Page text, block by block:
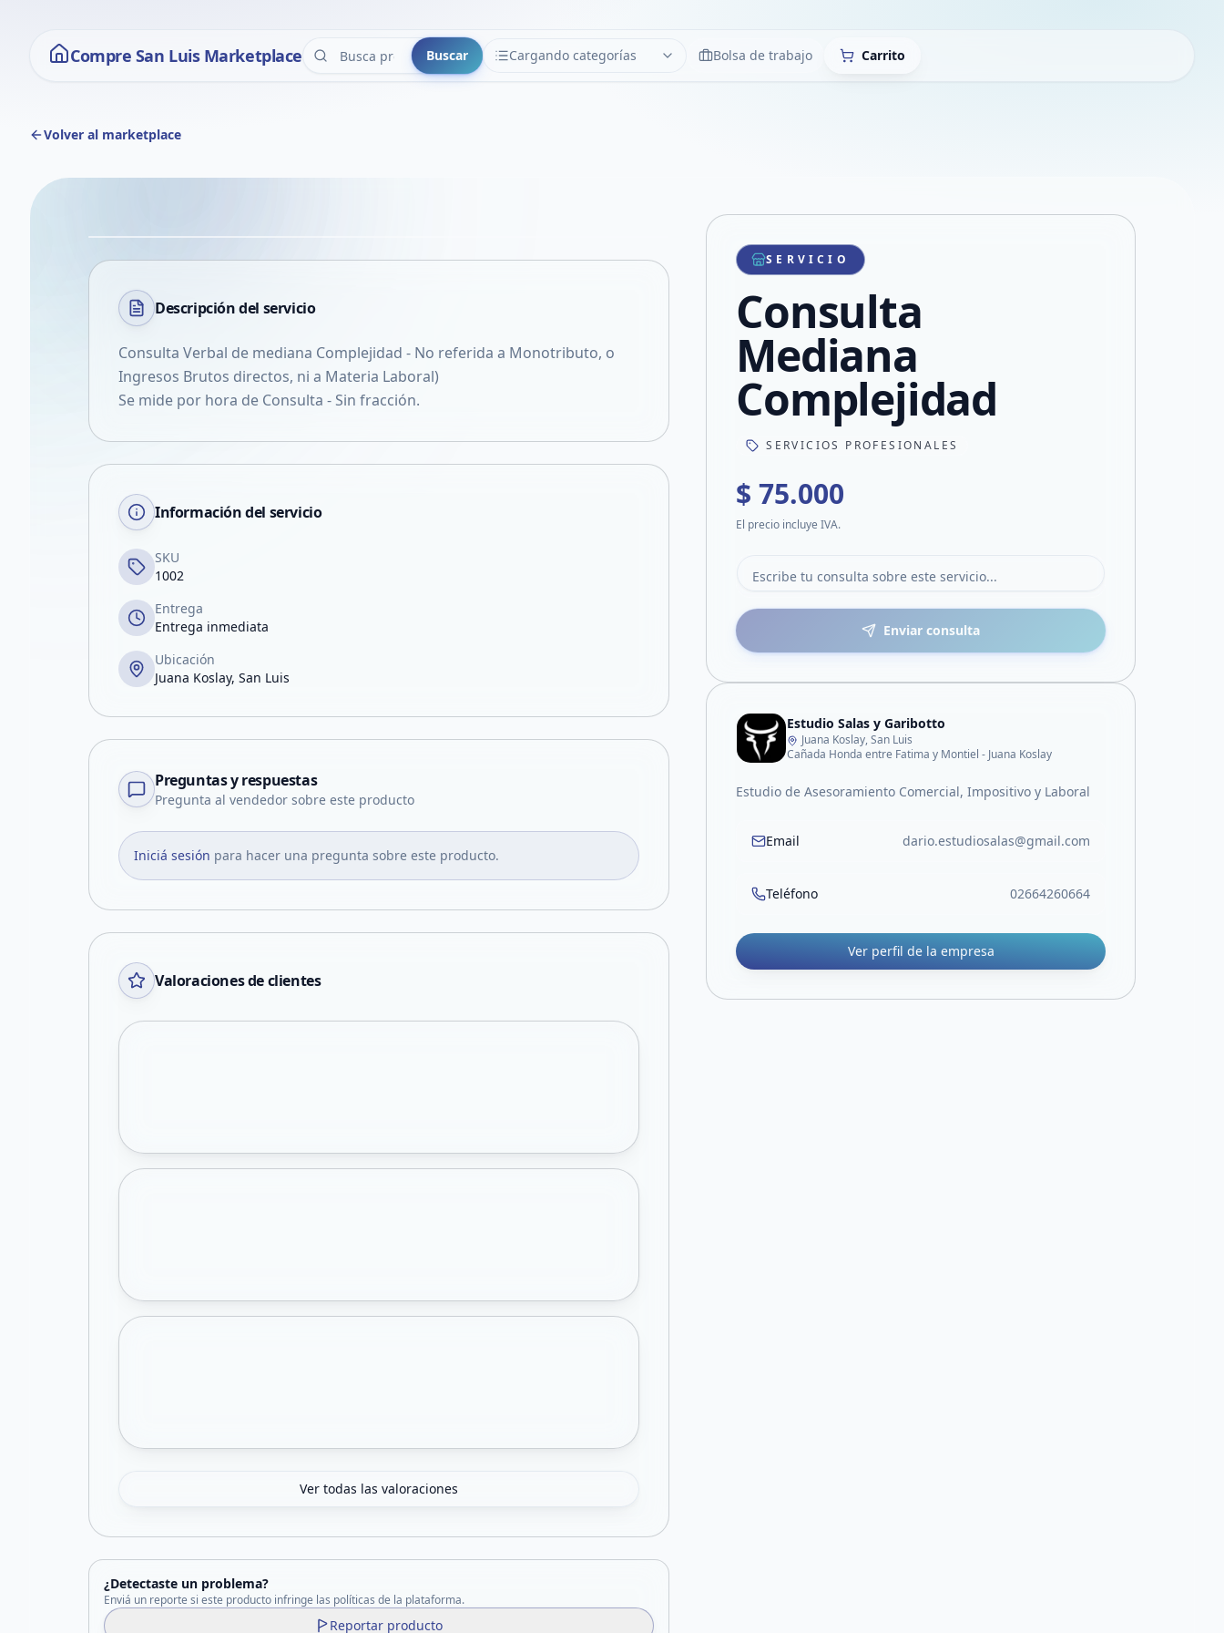
Compre San Luis Marketplace Buscar Cargando categorías
CATEGORÍAS LimpiarBolsa de trabajo Carrito
Volver al marketplace
VER EN PANTALLA COMPLETA
Compartir producto
Compartir por WhatsApp
Compartir por mail
Compartir en Facebook
Descripción del servicio
Consulta Verbal de mediana Complejidad - No referida a Monotributo, o
Ingresos Brutos directos, ni a Materia Laboral)
Se mide por hora de Consulta - Sin fracción.
Información del servicio
SKU
1002
Entrega
Entrega inmediata
Ubicación
Juana Koslay, San Luis
Preguntas y respuestas
Pregunta al vendedor sobre este producto
Iniciá sesión para hacer una pregunta sobre este producto.
Valoraciones de clientes
Ver todas las valoraciones
¿Detectaste un problema?
Enviá un reporte si este producto infringe las políticas de la plataforma.
Reportar producto
SERVICIO
Consulta
Mediana
Complejidad
SERVICIOS PROFESIONALES
$ 75.000
El precio incluye IVA.
Enviar consulta
Estudio Salas y Garibotto
Juana Koslay, San Luis
Cañada Honda entre Fatima y Montiel - Juana Koslay
Estudio de Asesoramiento Comercial, Impositivo y Laboral
Email dario.estudiosalas@gmail.com
Teléfono 02664260664
Ver perfil de la empresa